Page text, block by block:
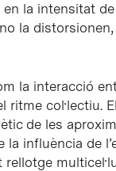
la intensitat
la
la interacció
ritme col·lectiu.
de les
influència de